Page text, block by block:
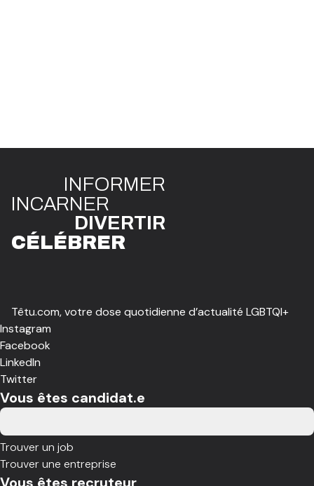
INFORMER
INCARNER
DIVERTIR
CÉLÉBRER
Têtu.com, votre dose quotidienne d’actualité LGBTQI+
Instagram
Facebook
LinkedIn
Twitter
Vous êtes candidat.e
Trouver un job
Trouver une entreprise